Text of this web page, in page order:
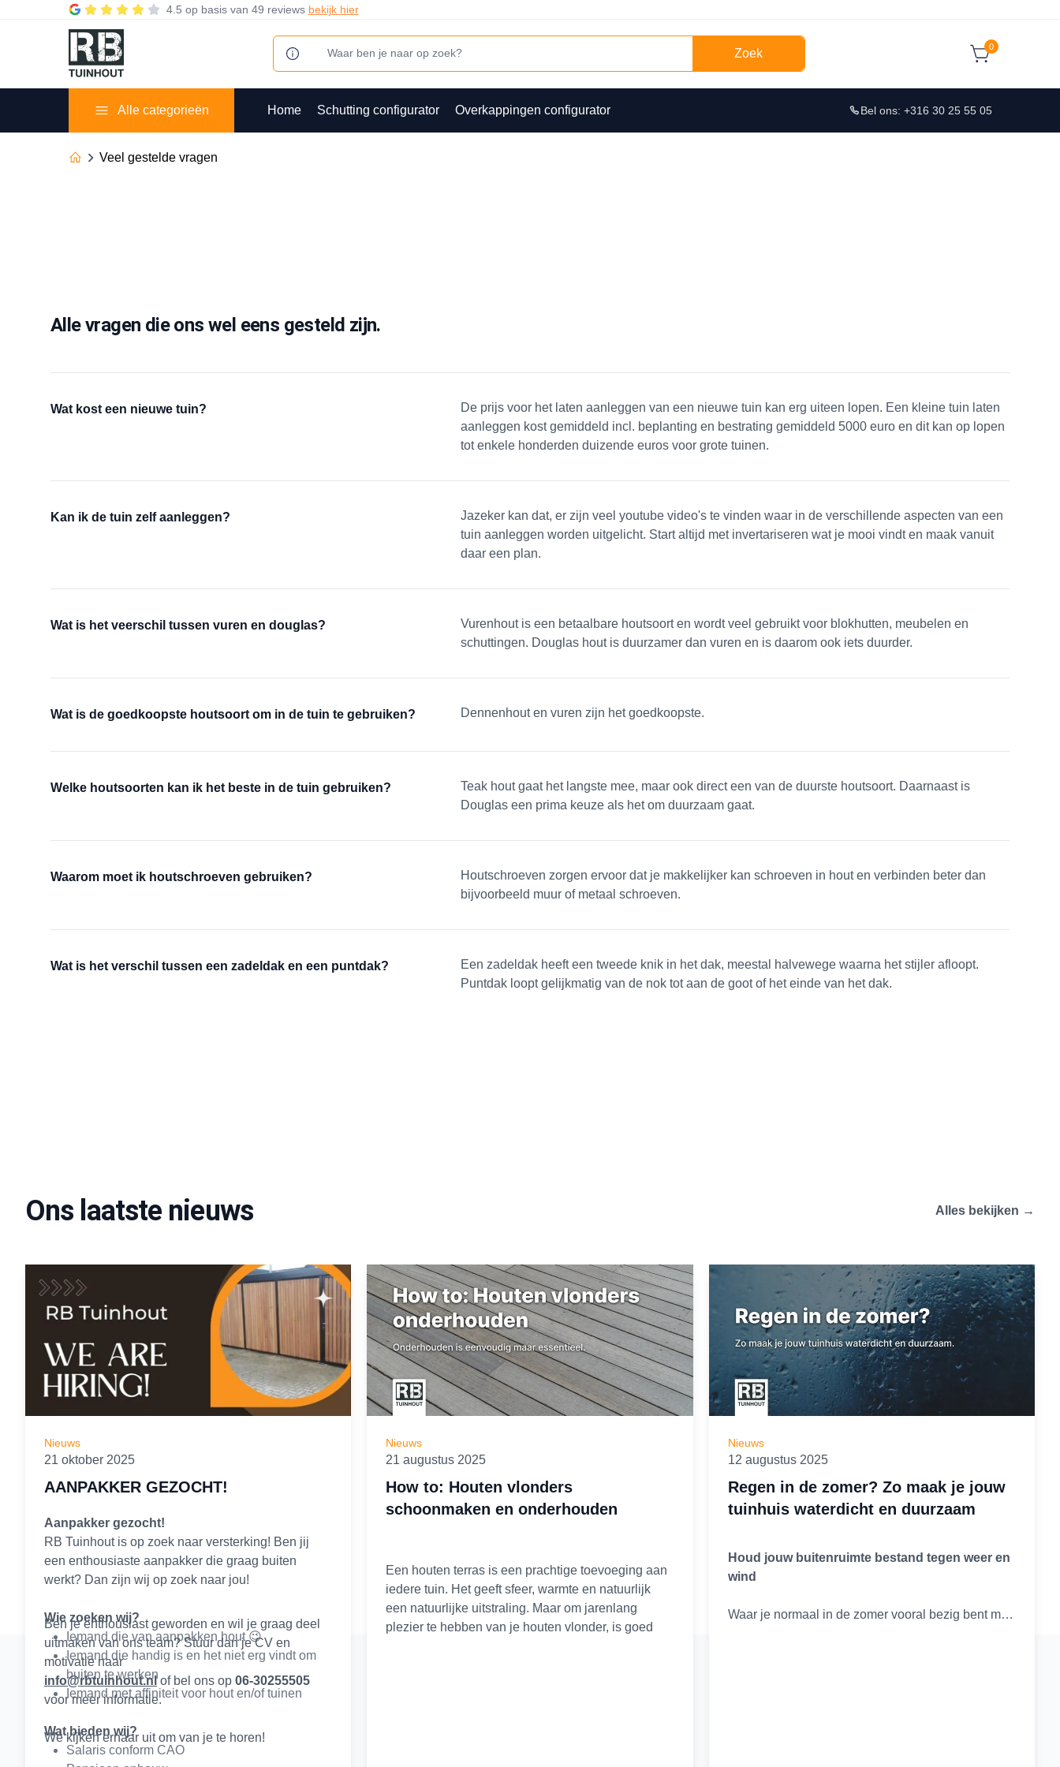
4.5 op basis van 49 reviews bekijk hier
Zoek 0
Alle categorieën Home Schutting configurator Overkappingen configurator Bel ons: +316 30 25 55 05
Veel gestelde vragen
Alle vragen die ons wel eens gesteld zijn.
Wat kost een nieuwe tuin?
De prijs voor het laten aanleggen van een nieuwe tuin kan erg uiteen lopen. Een kleine tuin laten
aanleggen kost gemiddeld incl. beplanting en bestrating gemiddeld 5000 euro en dit kan op lopen
tot enkele honderden duizende euros voor grote tuinen.
Kan ik de tuin zelf aanleggen?
Jazeker kan dat, er zijn veel youtube video's te vinden waar in de verschillende aspecten van een
tuin aanleggen worden uitgelicht. Start altijd met invertariseren wat je mooi vindt en maak vanuit
daar een plan.
Wat is het veerschil tussen vuren en douglas?
Vurenhout is een betaalbare houtsoort en wordt veel gebruikt voor blokhutten, meubelen en
schuttingen. Douglas hout is duurzamer dan vuren en is daarom ook iets duurder.
Wat is de goedkoopste houtsoort om in de tuin te gebruiken? Dennenhout en vuren zijn het goedkoopste.
Welke houtsoorten kan ik het beste in de tuin gebruiken?
Teak hout gaat het langste mee, maar ook direct een van de duurste houtsoort. Daarnaast is
Douglas een prima keuze als het om duurzaam gaat.
Waarom moet ik houtschroeven gebruiken?
Houtschroeven zorgen ervoor dat je makkelijker kan schroeven in hout en verbinden beter dan
bijvoorbeeld muur of metaal schroeven.
Wat is het verschil tussen een zadeldak en een puntdak?
Een zadeldak heeft een tweede knik in het dak, meestal halvewege waarna het stijler afloopt.
Puntdak loopt gelijkmatig van de nok tot aan de goot of het einde van het dak.
Ons laatste nieuws Alles bekijken →
Nieuws
21 oktober 2025
AANPAKKER GEZOCHT!
Aanpakker gezocht!
RB Tuinhout is op zoek naar versterking! Ben jij
een enthousiaste aanpakker die graag buiten
werkt? Dan zijn wij op zoek naar jou!
Wie zoeken wij?
Iemand die van aanpakken hout 😉
Iemand die handig is en het niet erg vindt om
buiten te werken
Iemand met affiniteit voor hout en/of tuinen
Wat bieden wij?
Salaris conform CAO
Ben je enthousiast geworden en wil je graag deel
uitmaken van ons team? Stuur dan je CV en
motivatie naar
info@rbtuinhout.nlof bel ons op 06-30255505
voor meer informatie.
We kijken ernaar uit om van je te horen!
Nieuws
21 augustus 2025
How to: Houten vlonders
schoonmaken en onderhouden
Een houten terras is een prachtige toevoeging aan
iedere tuin. Het geeft sfeer, warmte en natuurlijk
een natuurlijke uitstraling. Maar om jarenlang
plezier te hebben van je houten vlonder, is goed
Nieuws
12 augustus 2025
Regen in de zomer? Zo maak je jouw
tuinhuis waterdicht en duurzaam
Houd jouw buitenruimte bestand tegen weer en
wind
Waar je normaal in de zomer vooral bezig bent met